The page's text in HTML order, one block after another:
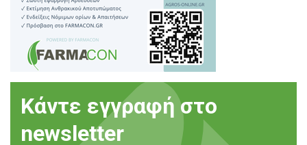
Κάντε εγγραφή στο
newsletter